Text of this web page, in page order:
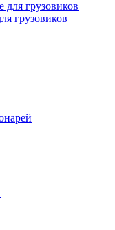
грузовиков